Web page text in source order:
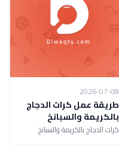
2026-07-08
طريقة عمل كرات الدجاج
بالكريمة والسبانخ
كرات الدجاج بالكريمة والسبانخ